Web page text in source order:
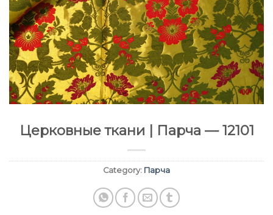
Церковные ткани | Парча — 12101
Category: Парча